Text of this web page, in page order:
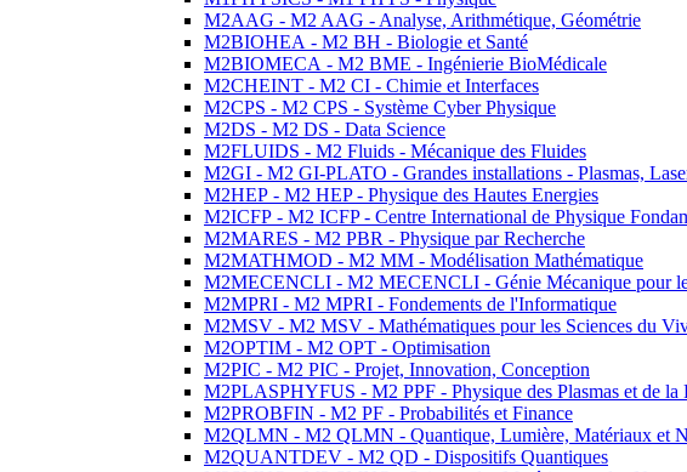
M2AAG - M2 AAG - Analyse, Arithmétique, Géométrie
M2BIOHEA - M2 BH - Biologie et Santé
M2BIOMECA - M2 BME - Ingénierie BioMédicale
M2CHEINT - M2 CI - Chimie et Interfaces
M2CPS - M2 CPS - Système Cyber Physique
M2DS - M2 DS - Data Science
M2FLUIDS - M2 Fluids - Mécanique des Fluides
M2GI - M2 GI-PLATO - Grandes installations - Plasmas,
M2HEP - M2 HEP - Physique des Hautes Energies
M2ICFP - M2 ICFP - Centre International de Physique
M2MARES - M2 PBR - Physique par Recherche
M2MATHMOD - M2 MM - Modélisation Mathématique
M2MECENCLI - M2 MECENCLI - Génie Mécanique pour
M2MPRI - M2 MPRI - Fondements de l'Informatique
M2MSV - M2 MSV - Mathématiques pour les Sciences du
M2OPTIM - M2 OPT - Optimisation
M2PIC - M2 PIC - Projet, Innovation, Conception
M2PLASPHYFUS - M2 PPF - Physique des Plasmas et de la
M2PROBFIN - M2 PF - Probabilités et Finance
M2QLMN - M2 QLMN - Quantique, Lumière, Matériaux et
M2QUANTDEV - M2 QD - Dispositifs Quantiques